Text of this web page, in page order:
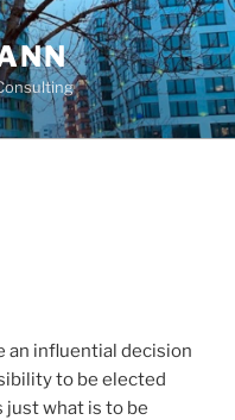
an influential decision
to be elected
what is to be